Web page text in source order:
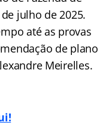
julho de 2025.
até as provas
de plano
Meirelles.